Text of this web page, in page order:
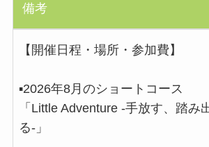
備考
【開催日程・場所・参加費】
▪️2026年8月のショートコース
「Little Adventure -手放す、踏み
る-」